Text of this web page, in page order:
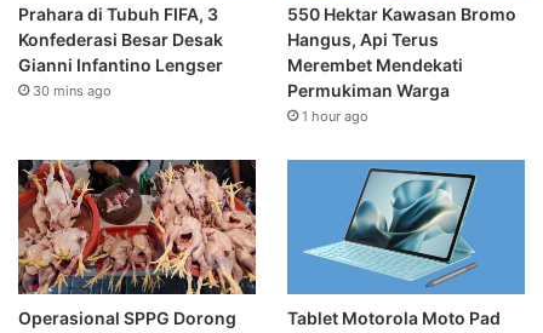
Prahara di Tubuh FIFA, 3
Konfederasi Besar Desak
Gianni Infantino Lengser
30 mins ago
550 Hektar Kawasan Bromo
Hangus, Api Terus
Merembet Mendekati
Permukiman Warga
1 hour ago
Operasional SPPG Dorong Tablet Motorola Moto Pad